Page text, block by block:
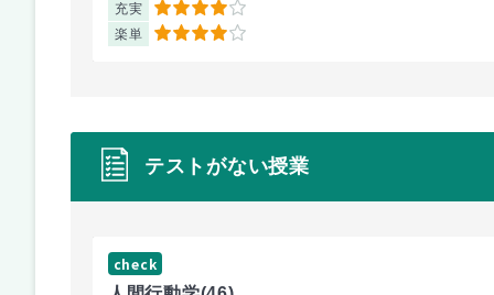
充実 4
楽単 4
テストがない授業
check